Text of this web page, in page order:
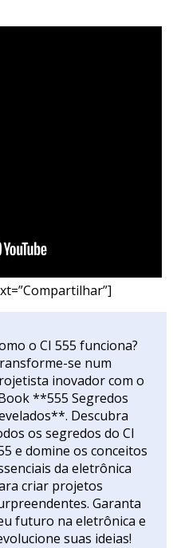
o CI 555 funciona?
se num
inovador com o
**555 Segredos
Descubra
os segredos do CI
e domine os conceitos
da eletrônica
criar projetos
Garanta
futuro na eletrônica e
suas ideias!